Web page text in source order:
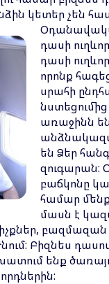
կետեր չեն
դասի
դասի
որոնք
սրահի
առաջինն
են Ձեր
զուգարան:
բաճկոնը
համար
մասն է
Բիզնես
ենք